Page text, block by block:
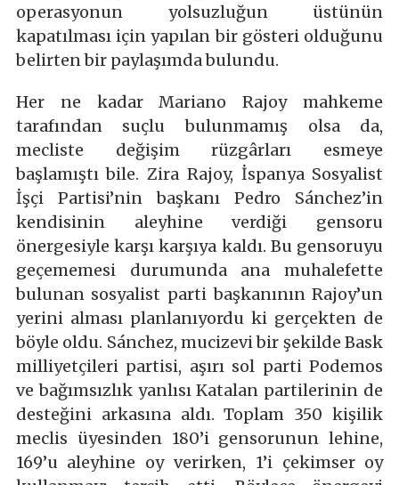
operasyonun yolsuzluğun üstünün
kapatılması için yapılan bir gösteri olduğunu
belirten bir paylaşımda bulundu.
Her ne kadar Mariano Rajoy mahkeme
tarafından suçlu bulunmamış olsa da,
mecliste değişim rüzgârları esmeye
başlamıştı bile. Zira Rajoy, İspanya Sosyalist
İşçi Partisi’nin başkanı Pedro Sánchez’in
kendisinin aleyhine verdiği gensoru
önergesiyle karşı karşıya kaldı. Bu gensoruyu
geçememesi durumunda ana muhalefette
bulunan sosyalist parti başkanının Rajoy’un
yerini alması planlanıyordu ki gerçekten de
böyle oldu. Sánchez, mucizevi bir şekilde Bask
milliyetçileri partisi, aşırı sol parti Podemos
ve bağımsızlık yanlısı Katalan partilerinin de
desteğini arkasına aldı. Toplam 350 kişilik
meclis üyesinden 180’i gensorunun lehine,
169’u aleyhine oy verirken, 1’i çekimser oy